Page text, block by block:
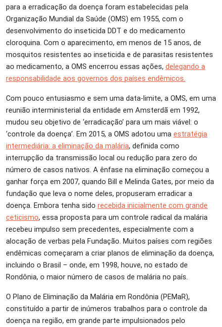
para a erradicação da doença foram estabelecidas pela
Organização Mundial da Saúde (OMS) em 1955, com o
desenvolvimento do inseticida DDT e do medicamento
cloroquina. Com o aparecimento, em menos de 15 anos, de
mosquitos resistentes ao inseticida e de parasitas resistentes
ao medicamento, a OMS encerrou essas ações, delegando a
responsabilidade aos governos dos países endêmicos.
Com pouco entusiasmo e sem uma data-limite, a OMS, em uma
reunião interministerial da entidade em Amsterdã em 1992,
mudou seu objetivo de ‘erradicação’ para um mais viável: o
‘controle da doença’. Em 2015, a OMS adotou uma estratégia
intermediária: a eliminação da malária, definida como
interrupção da transmissão local ou redução para zero do
número de casos nativos. A ênfase na eliminação começou a
ganhar força em 2007, quando Bill e Melinda Gates, por meio da
fundação que leva o nome deles, propuseram erradicar a
doença. Embora tenha sido recebida inicialmente com grande
ceticismo, essa proposta para um controle radical da malária
recebeu impulso sem precedentes, especialmente com a
alocação de verbas pela Fundação. Muitos países com regiões
endêmicas começaram a criar planos de eliminação da doença,
incluindo o Brasil – onde, em 1998, houve, no estado de
Rondônia, o maior número de casos de malária no país.
O Plano de Eliminação da Malária em Rondônia (PEMaR),
constituído a partir de inúmeros trabalhos para o controle da
doença na região, em grande parte impulsionados pelo